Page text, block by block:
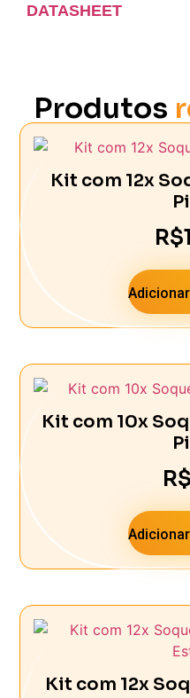
DATASHEET
Produtos
Kit com 12x
R$
Kit com 10x
R$
Kit com 12x